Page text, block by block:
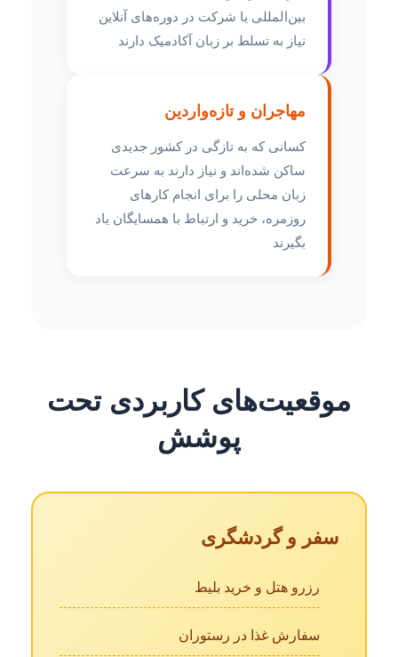
بین‌المللی یا شرکت در دوره‌های آنلاین
نیاز به تسلط بر زبان آکادمیک دارند
مهاجران و تازه‌واردین
کسانی که به تازگی در کشور جدیدی
ساکن شده‌اند و نیاز دارند به سرعت
زبان محلی را برای انجام کارهای
روزمره، خرید و ارتباط با همسایگان یاد
بگیرند
موقعیت‌های کاربردی تحت
پوشش
سفر و گردشگری
رزرو هتل و خرید بلیط
سفارش غذا در رستوران